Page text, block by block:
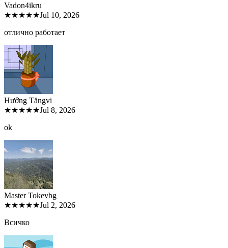
Vadon4ikru
★★★★★Jul 10, 2026
отлично работает
Hưởng Tăngvi
★★★★★Jul 8, 2026
ok
Master Tokevbg
★★★★★Jul 2, 2026
Всичко